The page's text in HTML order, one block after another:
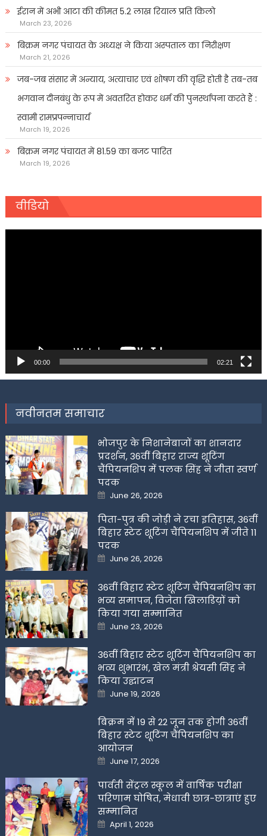
ईरान में अभी आटा की कीमत 5.2 लाख रियाल प्रति किलो
March 23, 2026
बिक्रम नगर पंचायत के अध्यक्ष ने किया अस्पताल का निरीक्षण
March 21, 2026
जब-जब संसार में अन्याय, अत्याचार एवं शोषण की वृद्धि होती है तब-तब
भगवान दीनबंधु के रूप में अवतरित होकर धर्म की पुनर्स्थापना करते हैं :
स्वामी रामप्रपन्नाचार्य
March 19, 2026
बिक्रम नगर पंचायत में 81.59 का बजट पारित
March 19, 2026
वीडियो
00:00 02:21
नवीनतम समाचार
भोजपुर के निशानेबाजों का शानदार
प्रदर्शन, 36वीं बिहार राज्य शूटिंग
चैंपियनशिप में पलक सिंह ने जीता स्वर्ण
पदक
Posted
on
June 26, 2026
पिता-पुत्र की जोड़ी ने रचा इतिहास, 36वीं
बिहार स्टेट शूटिंग चैंपियनशिप में जीते 11
पदक
Posted
on
June 26, 2026
36वीं बिहार स्टेट शूटिंग चैंपियनशिप का
भव्य समापन, विजेता खिलाडिय़ों को
किया गया सम्मानित
Posted
on
June 23, 2026
36वीं बिहार स्टेट शूटिंग चैंपियनशिप का
भव्य शुभारंभ, खेल मंत्री श्रेयसी सिंह ने
किया उद्घाटन
Posted
on
June 19, 2026
बिक्रम में 19 से 22 जून तक होगी 36वीं
बिहार स्टेट शूटिंग चैंपियनशिप का
आयोजन
Posted
on
June 17, 2026
पार्वती सेंट्रल स्कूल में वार्षिक परीक्षा
परिणाम घोषित, मेधावी छात्र-छात्राएं हुए
सम्मानित
Posted
on
April 1, 2026